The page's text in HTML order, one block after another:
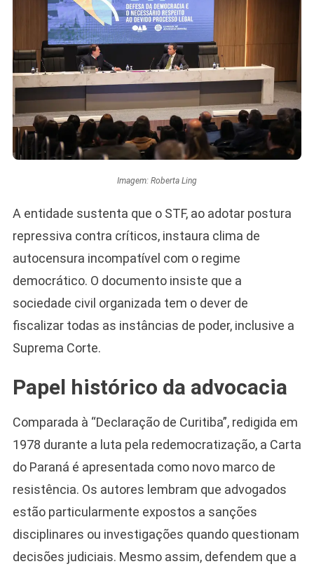
Imagem: Roberta Ling
A entidade sustenta que o STF, ao adotar postura
repressiva contra críticos, instaura clima de
autocensura incompatível com o regime
democrático. O documento insiste que a
sociedade civil organizada tem o dever de
fiscalizar todas as instâncias de poder, inclusive a
Suprema Corte.
Papel histórico da advocacia
Comparada à “Declaração de Curitiba”, redigida em
1978 durante a luta pela redemocratização, a Carta
do Paraná é apresentada como novo marco de
resistência. Os autores lembram que advogados
estão particularmente expostos a sanções
disciplinares ou investigações quando questionam
decisões judiciais. Mesmo assim, defendem que a